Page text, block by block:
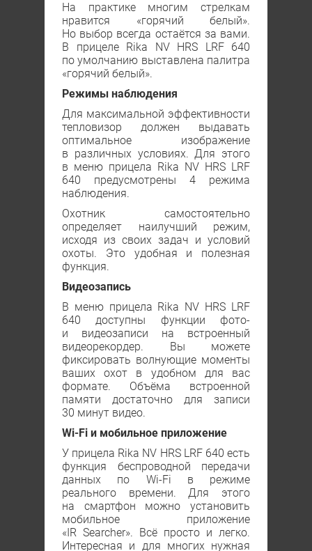
На практике многим стрелкам
нравится «горячий белый».
Но выбор всегда остаётся за вами.
В прицеле Rika NV HRS LRF 640
по умолчанию выставлена палитра
«горячий белый».
Режимы наблюдения
Для максимальной эффективности
тепловизор должен выдавать
оптимальное изображение
в различных условиях. Для этого
в меню прицела Rika NV HRS LRF
640 предусмотрены 4 режима
наблюдения.
Охотник самостоятельно
определяет наилучший режим,
исходя из своих задач и условий
охоты. Это удобная и полезная
функция.
Видеозапись
В меню прицела Rika NV HRS LRF
640 доступны функции фото-
и видеозаписи на встроенный
видеорекордер. Вы можете
фиксировать волнующие моменты
ваших охот в удобном для вас
формате. Объёма встроенной
памяти достаточно для записи
30 минут видео.
Wi-Fi и мобильное приложение
У прицела Rika NV HRS LRF 640 есть
функция беспроводной передачи
данных по Wi-Fi в режиме
реального времени. Для этого
на смартфон можно установить
мобильное приложение
«IR Searcher». Всё просто и легко.
Интересная и для многих нужная